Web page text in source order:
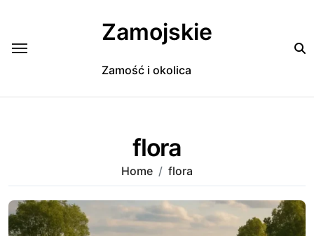
Zamojskie
Zamość i okolica
flora
Home flora